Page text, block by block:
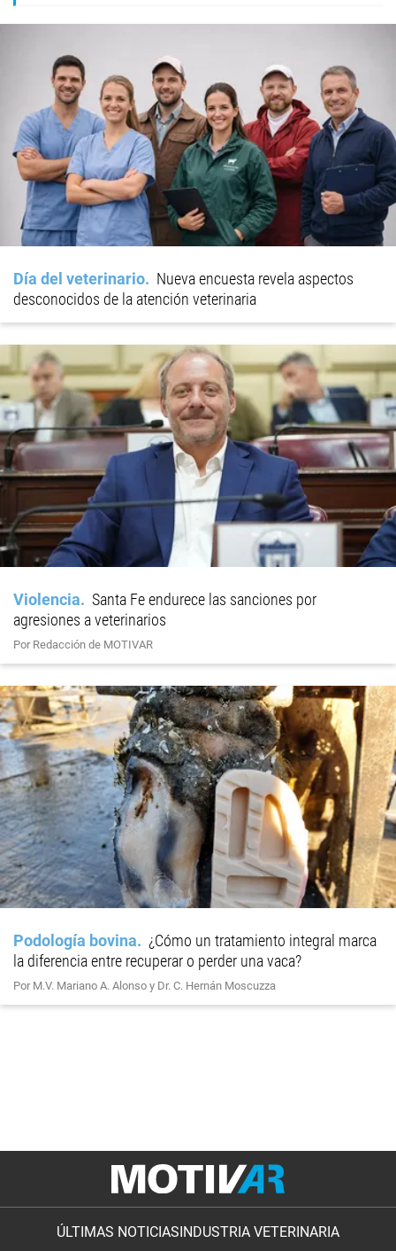
Día del veterinario
Nueva encuesta revela aspectos
desconocidos de la atención veterinaria
Violencia
Santa Fe endurece las sanciones por
agresiones a veterinarios
Por Redacción de MOTIVAR
Podología bovina
¿Cómo un tratamiento integral marca
la diferencia entre recuperar o perder una vaca?
Por M.V. Mariano A. Alonso y Dr. C. Hernán Moscuzza
ÚLTIMAS NOTICIAS INDUSTRIA VETERINARIA